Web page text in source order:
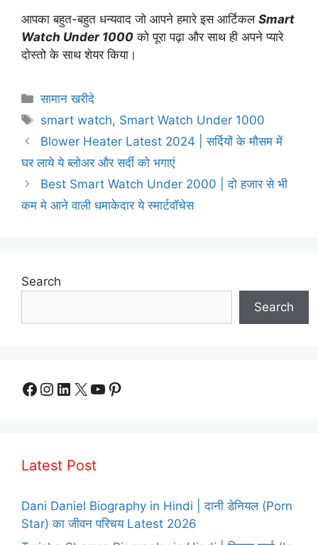
आपका बहुत-बहुत धन्यवाद जो आपने हमारे इस आर्टिकल Smart
Watch Under 1000 को पूरा पढ़ा और साथ ही अपने प्यारे
दोस्तो के साथ शेयर किया।
Categories
सामान खरीदे
Tags
smart watch, Smart Watch Under 1000
Blower Heater Latest 2024 | सर्दियों के मौसम में
घर लाये ये ब्लोअर और सर्दी को भगाएं
Best Smart Watch Under 2000 | दो हजार से भी
कम मे आने वाली धमाकेदार ये स्मार्टवॉचेस
Search
Search
Facebook
Instagram
LinkedIn
X YouTube
Pinterest
Latest Post
Dani Daniel Biography in Hindi | दानी डेनियल (Porn
Star) का जीवन परिचय Latest 2026